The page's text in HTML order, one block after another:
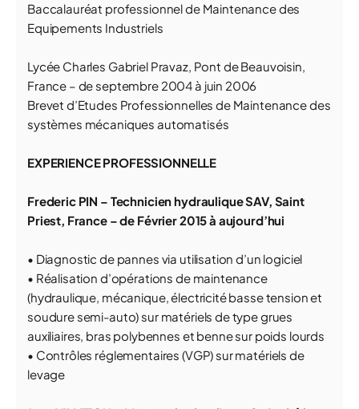
Baccalauréat professionnel de Maintenance des
Equipements Industriels
Lycée Charles Gabriel Pravaz, Pont de Beauvoisin,
France – de septembre 2004 à juin 2006
Brevet d’Etudes Professionnelles de Maintenance des
systèmes mécaniques automatisés
EXPERIENCE PROFESSIONNELLE
Frederic PIN – Technicien hydraulique SAV, Saint
Priest, France – de Février 2015 à aujourd’hui
• Diagnostic de pannes via utilisation d’un logiciel
• Réalisation d’opérations de maintenance
(hydraulique, mécanique, électricité basse tension et
soudure semi-auto) sur matériels de type grues
auxiliaires, bras polybennes et benne sur poids lourds
• Contrôles réglementaires (VGP) sur matériels de
levage